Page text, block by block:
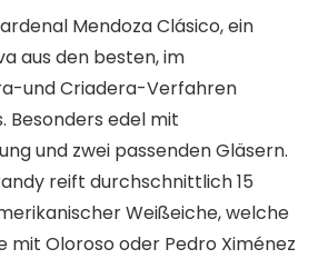
Mendoza Clásico, ein
aus den besten, im
und Criadera-Verfahren
Besonders edel mit
und zwei passenden Gläsern.
reift durchschnittlich 15
Weißeiche, welche
mit Oloroso oder Pedro Ximénez